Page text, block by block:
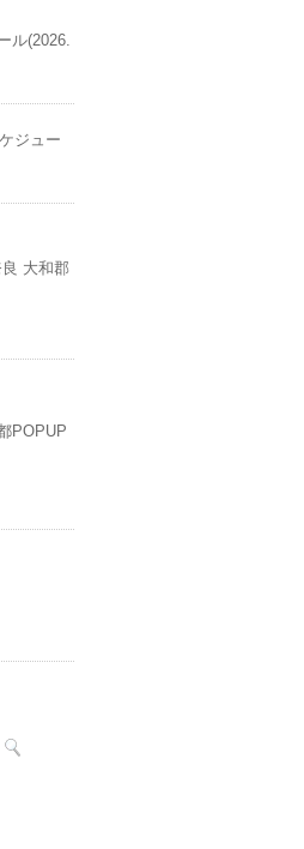
ル(2026.
ジュー
大和郡
POPUP